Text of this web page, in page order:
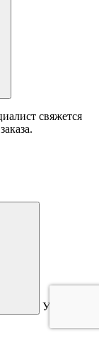
свяжется
Укажите